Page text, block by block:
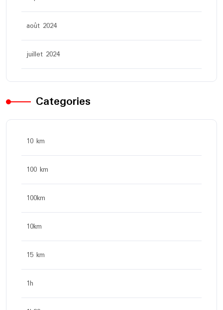
août 2024
juillet 2024
Categories
10 km
100 km
100km
10km
15 km
1h